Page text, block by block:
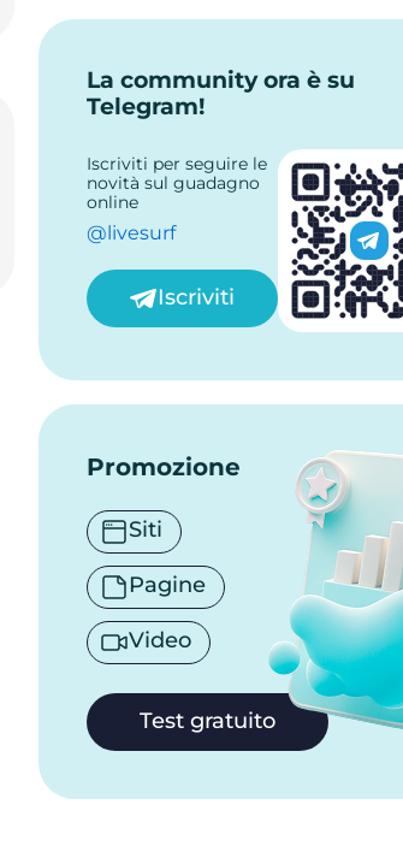
La community ora è su
Telegram!
Iscriviti per seguire le
novità sul guadagno
online
@livesurf
Iscriviti
Promozione
Siti
Pagine
Video
Test gratuito